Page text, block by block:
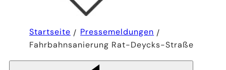
Startseite
Pressemeldungen
Fahrbahnsanierung Rat-Deycks-Straße